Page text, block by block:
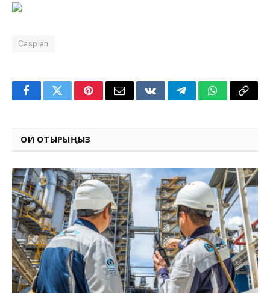
Caspian
FacebookTwitterPinterestEmail VKontakteTelegramWhatsApp
Copy
ОҚИ ОТЫРЫҢЫЗ